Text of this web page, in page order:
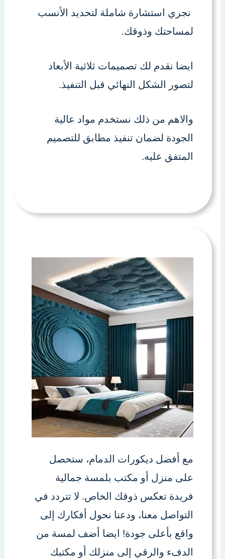
نجري استشارة شاملة لتحديد الأنسب
لمساحتك وذوقك.
ايضا نقدم لك تصميمات ثلاثية الأبعاد
لتصور الشكل النهائي قبل التنفيذ.
والاهم من ذلك نستخدم مواد عالية
الجودة لضمان تنفيذ مطابق للتصميم
المتفق عليه.
مع أفضل ديكورات الدمام، ستحصل
على منزل أو مكتب بلمسة جمالية
فريدة تعكس ذوقك الخاص. لا تتردد في
التواصل معنا، ودعنا نحول أفكارك إلى
واقع بأعلى جودة! ايضا أضف لمسة من
الدفء والرقي إلى منزلك أو مكتبك